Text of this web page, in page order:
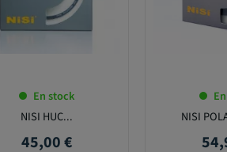
En stock
NISI HUC...
Prix
45,00 €
NISI
Prix